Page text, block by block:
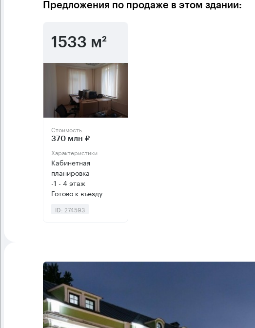
Предложения по продаже в этом здании:
1533 м²
Стоимость
370 млн ₽
Характеристики
Кабинетная
планировка
-1 - 4 этаж
Готово к въезду
ID: 274593